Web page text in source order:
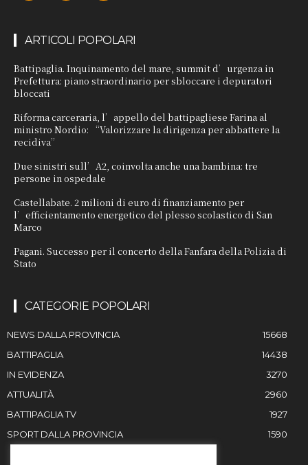
ARTICOLI POPOLARI
Battipaglia. Inquinamento del mare, summit d’urgenza in
Prefettura: piano straordinario per sbloccare i depuratori
bloccati
Riforma carceraria, l’appello del battipagliese Farina al
ministro Nordio: “Valorizzare la dirigenza per abbattere la
recidiva”
Due sinistri sull’A2, coinvolta anche una bambina: tre
persone in ospedale
Castellabate. 2 milioni di euro di finanziamento per
l’efficientamento energetico del plesso scolastico di San
Marco
Pagani. Successo per il concerto della Fanfara della Polizia di
Stato
CATEGORIE POPOLARI
NEWS DALLA PROVINCIA
15668
BATTIPAGLIA
14438
IN EVIDENZA
3270
ATTUALITÀ
2960
BATTIPAGLIA TV
1927
SPORT DALLA PROVINCIA
1590